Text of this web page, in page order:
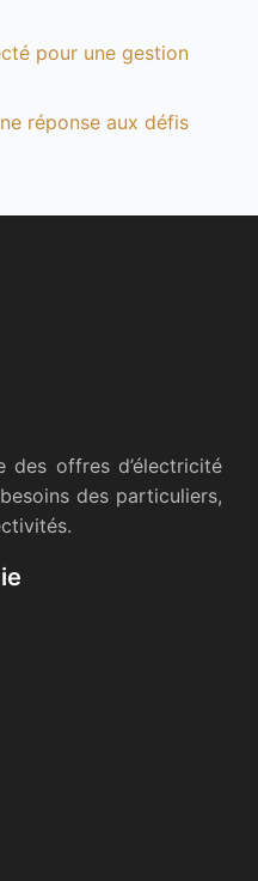
pour une gestion
réponse aux défis
des offres d’électricité
des particuliers,